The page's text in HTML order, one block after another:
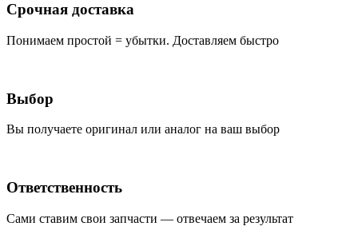
Срочная доставка
Понимаем простой = убытки. Доставляем быстро
Выбор
Вы получаете оригинал или аналог на ваш выбор
Ответственность
Сами ставим свои запчасти — отвечаем за результат